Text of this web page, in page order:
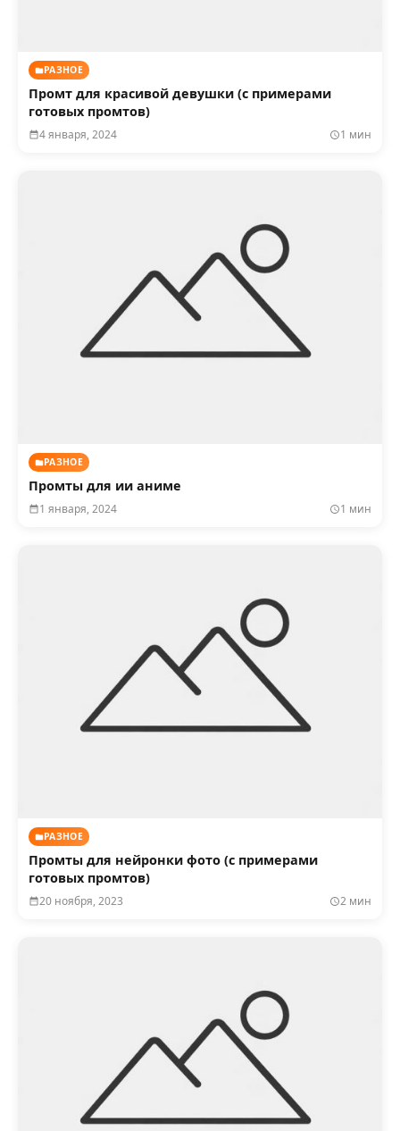
РАЗНОЕ
Промт для красивой девушки (с примерами
готовых промтов)
4 января, 2024 1 мин
РАЗНОЕ
Промты для ии аниме
1 января, 2024 1 мин
РАЗНОЕ
Промты для нейронки фото (с примерами
готовых промтов)
20 ноября, 2023 2 мин